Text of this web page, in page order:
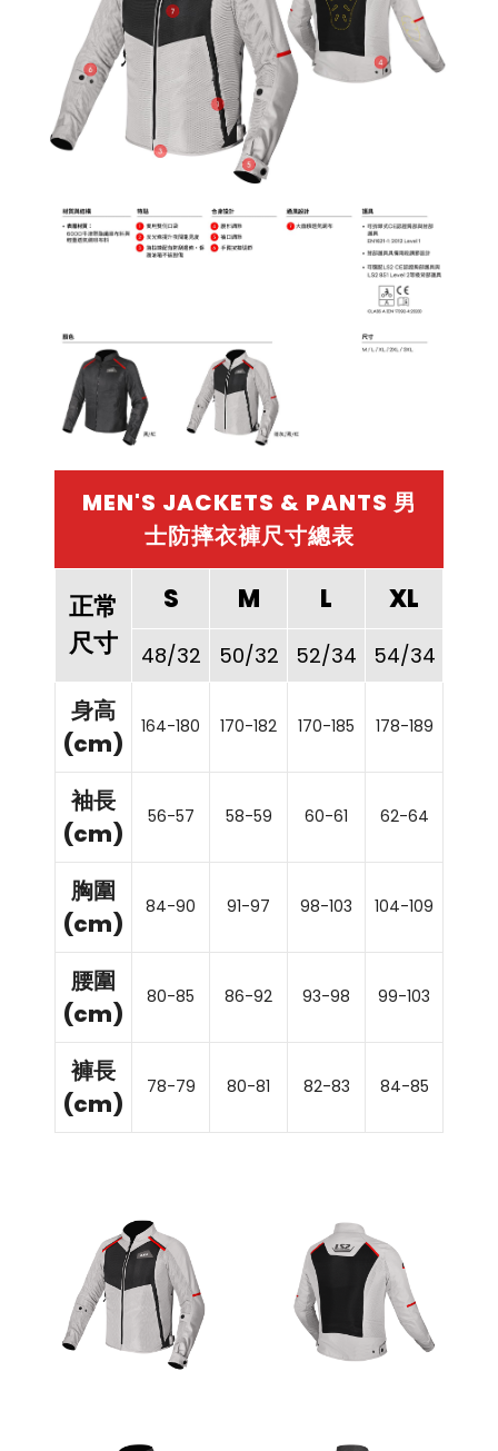
MEN'S JACKETS & PANTS 男
士防摔衣褲尺寸總表
正常
尺寸
S M L XL
48/32 50/32 52/34 54/34
身高
(cm)
164-180 170-182 170-185 178-189
袖長
(cm)
56-57 58-59 60-61 62-64
胸圍
(cm)
84-90 91-97 98-103 104-109
腰圍
(cm)
80-85 86-92 93-98 99-103
褲長
(cm)
78-79 80-81 82-83 84-85